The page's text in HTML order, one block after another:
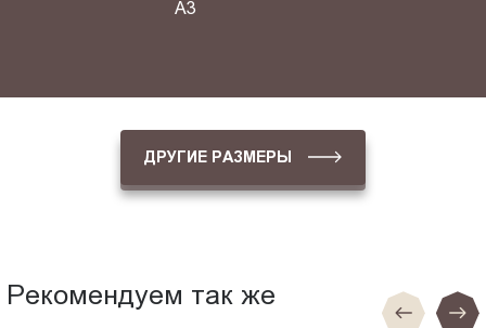
A3
ДРУГИЕ РАЗМЕРЫ
Рекомендуем так же